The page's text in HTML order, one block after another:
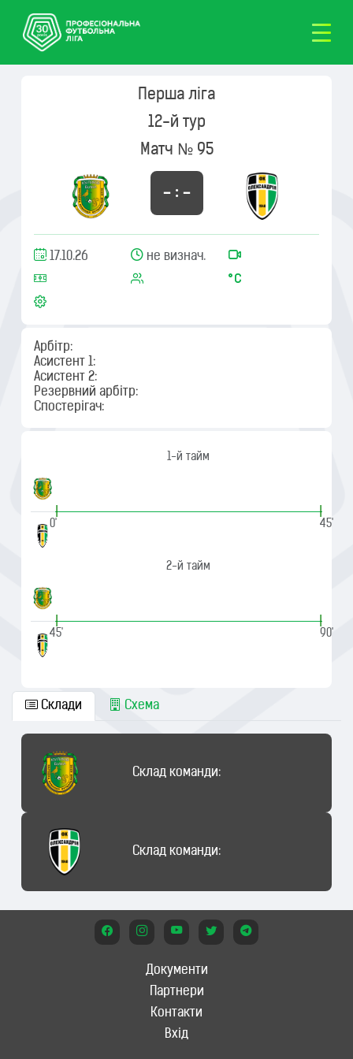
Перша ліга
12-й тур
Матч № 95
– : –
17.10.26 не визнач.
Арбітр:
Асистент 1:
Асистент 2:
Резервний арбітр:
Спостерігач:
1-й тайм
|
0'
|
45'
2-й тайм
|
45'
|
90'
Склади Схема
Склад команди:
Склад команди:
Документи
Партнери
Контакти
Вхід